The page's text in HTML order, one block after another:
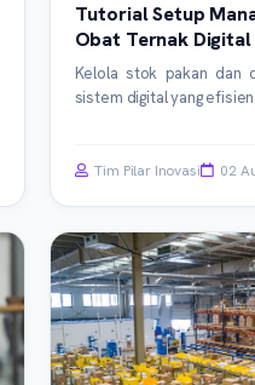
Tutorial Setup
Obat Ternak Digital
Kelola stok pakan dan
sistem digital yang
operasional peternakan
Tim Pilar Inovasi 02